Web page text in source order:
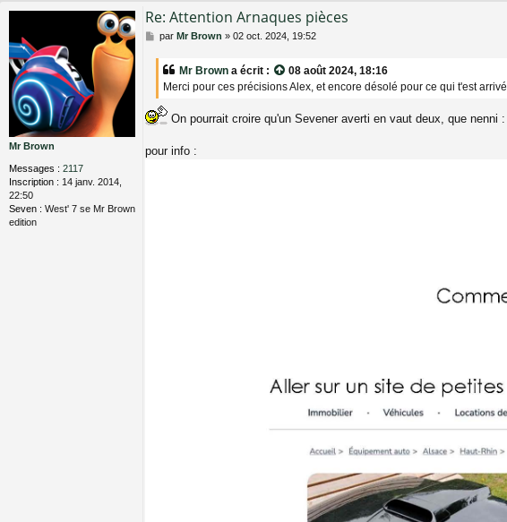
Mr Brown
Messages : 2117
Inscription : 14 janv. 2014,
22:50
Seven : West' 7 se Mr Brown
edition
Re: Attention Arnaques pièces
M
e
par Mr Brown » 02 oct. 2024, 19:52
Mr Brown a écrit :
08 août 2024, 18:16
Merci pour ces précisions Alex, et encore désolé pour ce qui t'est arrivé.
On pourrait croire qu'un Sevener averti en vaut deux, que nenni :
pour info :